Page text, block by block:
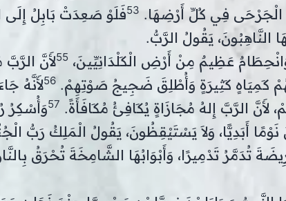
الْجَرْحَى فِي كُلِّ أَرْضِهَا. 53فَلَوْ صَعِدَتْ بَابِلُ إِلَى
النَّاهِبُونَ، يَقُولُ الرَّبُّ.
عَظِيمٌ مِنْ أَرْضِ الْكَلْدَانِيِّينَ،55لأَنَّ
كَمِيَاهٍ كَثِيرَةٍ وَأُطْلِقَ ضَجِيجُ صَوْتِهِمْ.56لأَنَّهُ
الرَّبَّ إِلهُ مُجَازَاةٍ يُكَافِئُ مُكَافَأَةً. 57وَأُسْكِرُ
نَوْمًا أَبَدِيًّا، وَلاَ يَسْتَيْقِظُونَ، يَقُولُ الْمَلِكُ رَبُّ
تُدَمَّرُ تَدْمِيرًا، وَأَبْوَابُهَا الشَّامِخَةَ تُحْرَقُ